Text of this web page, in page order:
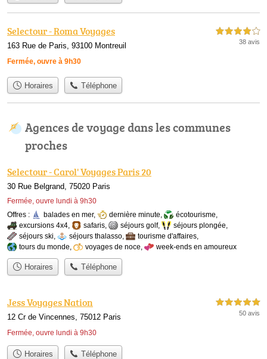
Selectour - Roma Voyages
163 Rue de Paris, 93100 Montreuil
Fermée, ouvre à 9h30
4,0 étoiles sur 5
38 avis
Horaires Téléphone
Agences de voyage dans les communes
proches
Selectour - Carol' Voyages Paris 20
30 Rue Belgrand, 75020 Paris
Fermée, ouvre lundi à 9h30
Offres :
balades en mer, dernière minute, écotourisme,
excursions 4x4, safaris, séjours golf, séjours plongée,
séjours ski, séjours thalasso, tourisme d'affaires,
tours du monde, voyages de noce, week-ends en amoureux
Horaires Téléphone
Jess Voyages Nation
12 Cr de Vincennes, 75012 Paris
Fermée, ouvre lundi à 9h30
5,0 étoiles sur 5
50 avis
Horaires Téléphone